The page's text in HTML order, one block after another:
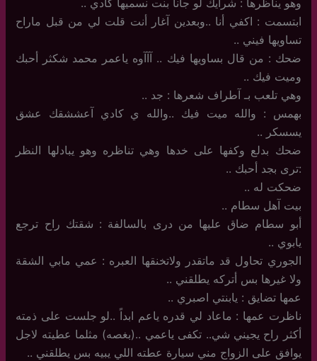
ابتسمت : اكفي أنا ..وبعدين آغار أنت قلت لي من قبل ماراح
تساويها فيني ..
ضحك : من قال بساويها فيك .. آآآوه ياعمر محمد شكثر أحبك
وميت فيك ..
وهي تلعب بـ آطراف شعرها : جد ..
بهمس : والله ميت فيك ..والله ي كادي آعششقك عشق
يسسكر ..
ضحك بدلع وكفها على خدها وهي تناظره وهو يبادلها النظر
:ترى بجد أحبك ..
ضحكت له ..
بيت آهل سطام ..
أبو سطام ضاق عليها من درى بالسالفة : شقتك راح ترجع
يابوي ..
الجوري تحاول قد ماتقدر ولاتخنقها العبره : عمي مابي الشقة
ولا غيرها بس أتركه يطلقني ..
عمها تضايق : يابنتي اصبري ..
ناظرت عمها : ماعاد لي قدره ياعم ابداً ..لو جلست على ذمته
أكثر راح يجيني شي.. تكفى ياعمي ..(بغصه) مثلما عطيته لاجل
يوافق على الزواج مني سيارة عطته اللي يبيه بس يطلقني ..